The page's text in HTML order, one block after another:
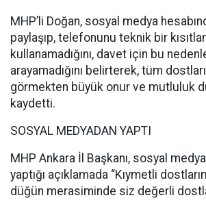
MHP’li Doğan, sosyal medya
paylaşıp, telefonunu teknik bir
kullanamadığını, davet için bu
arayamadığını belirterek, tüm
görmekten büyük onur ve mutluluk
kaydetti.
SOSYAL MEDYADAN YAPTI
MHP Ankara İl Başkanı, sosyal
yaptığı açıklamada “Kıymetli
düğün merasiminde siz değerli